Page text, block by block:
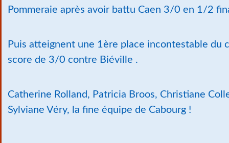
Pommeraie après avoir battu Caen 3/0 en 1/2
Puis atteignent une 1ère place incontestable du
score de 3/0 contre Biéville .
Catherine Rolland, Patricia Broos, Christiane
Sylviane Véry, la fine équipe de Cabourg !